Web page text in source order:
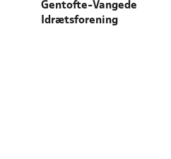
Gentofte-Vangede
Idrætsforening